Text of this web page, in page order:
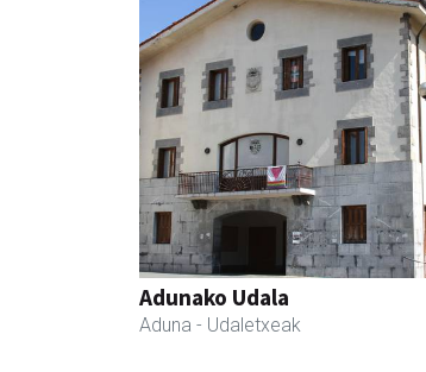
Adunako Udala
Aduna - Udaletxeak